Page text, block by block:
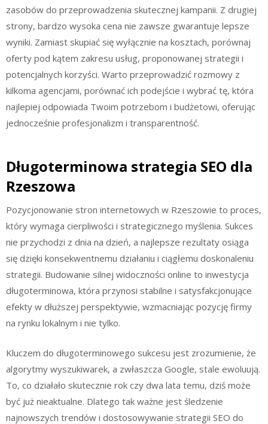
zasobów do przeprowadzenia skutecznej kampanii. Z drugiej
strony, bardzo wysoka cena nie zawsze gwarantuje lepsze
wyniki. Zamiast skupiać się wyłącznie na kosztach, porównaj
oferty pod kątem zakresu usług, proponowanej strategii i
potencjalnych korzyści. Warto przeprowadzić rozmowy z
kilkoma agencjami, porównać ich podejście i wybrać tę, która
najlepiej odpowiada Twoim potrzebom i budżetowi, oferując
jednocześnie profesjonalizm i transparentność.
Długoterminowa strategia SEO dla
Rzeszowa
Pozycjonowanie stron internetowych w Rzeszowie to proces,
który wymaga cierpliwości i strategicznego myślenia. Sukces
nie przychodzi z dnia na dzień, a najlepsze rezultaty osiąga
się dzięki konsekwentnemu działaniu i ciągłemu doskonaleniu
strategii. Budowanie silnej widoczności online to inwestycja
długoterminowa, która przynosi stabilne i satysfakcjonujące
efekty w dłuższej perspektywie, wzmacniając pozycję firmy
na rynku lokalnym i nie tylko.
Kluczem do długoterminowego sukcesu jest zrozumienie, że
algorytmy wyszukiwarek, a zwłaszcza Google, stale ewoluują.
To, co działało skutecznie rok czy dwa lata temu, dziś może
być już nieaktualne. Dlatego tak ważne jest śledzenie
najnowszych trendów i dostosowywanie strategii SEO do